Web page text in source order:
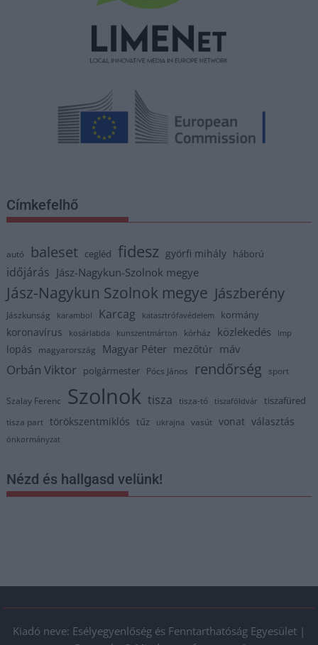
Címkefelhő
autó baleset cegléd fidesz györfi mihály háború
időjárás Jász-Nagykun-Szolnok megye
Jász-Nagykun Szolnok megye Jászberény
Jászkunság karambol Karcag katasztrófavédelem kormány
koronavírus kosárlabda kunszentmárton kórház közlekedés lmp
lopás magyarország Magyar Péter mezőtúr máv
Orbán Viktor polgármester Pócs János rendőrség sport
Szalay Ferenc Szolnok tisza tisza-tó tiszaföldvár tiszafüred
tisza part törökszentmiklós tűz ukrajna vasút vonat választás
önkormányzat
Nézd és hallgasd velünk!
Kiadó neve: Esélyegyenlőség és Fenntarthatóság Egyesület |